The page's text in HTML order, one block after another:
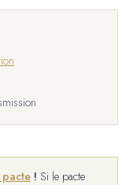
! Si le pacte